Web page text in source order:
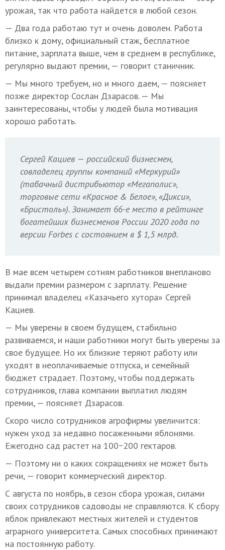
урожая, так что работа найдется в любой сезон.
— Два года работаю тут и очень доволен. Работа
близко к дому, официальный стаж, бесплатное
питание, зарплата выше, чем в среднем в республике,
регулярно выдают премии, — говорит станичник.
— Мы много требуем, но и много даем, — поясняет
позже директор Сослан Дзарасов. — Мы
заинтересованы, чтобы у людей была мотивация
хорошо работать.
Сергей Кациев — российский бизнесмен,
совладелец группы компаний «Меркурий»
(табачный дистрибьютор «Мегаполис»,
торговые сети «Красное & Белое», «Дикси»,
«Бристоль»). Занимает 66-е место в рейтинге
богатейших бизнесменов России 2020 года по
версии Forbes с состоянием в $ 1,5 млрд.
В мае всем четырем сотням работников внепланово
выдали премии размером с зарплату. Решение
принимал владелец «Казачьего хутора» Сергей
Кациев.
— Мы уверены в своем будущем, стабильно
развиваемся, и наши работники могут быть уверены за
свое будущее. Но их близкие теряют работу или
уходят в неоплачиваемые отпуска, и семейный
бюджет страдает. Поэтому, чтобы поддержать
сотрудников, глава компании выплатил людям
премии, — поясняет Дзарасов.
Скоро число сотрудников агрофирмы увеличится:
нужен уход за недавно посаженными яблонями.
Ежегодно сад растет на 100−200 гектаров.
— Поэтому ни о каких сокращениях не может быть
речи, — говорит коммерческий директор.
С августа по ноябрь, в сезон сбора урожая, силами
своих сотрудников садоводы не справляются. К сбору
яблок привлекают местных жителей и студентов
аграрного университета. Самых способных принимают
на постоянную работу.